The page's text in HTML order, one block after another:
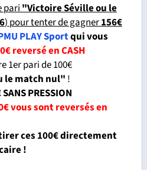
pari"Victoire Séville ou le
) pour tenter de gagner156€
PLAY Sportqui vous
reversé en CASH
1er pari de 100€
le match nul" !
PRESSION
vous sont reversés en
ces 100€ directement
!